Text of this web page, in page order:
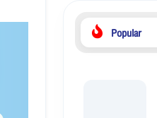
Popular